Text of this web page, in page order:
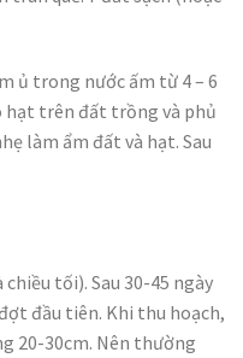
ủ trong nước ấm từ 4 – 6
hạt trên đất trồng và phủ
làm ẩm đất và hạt. Sau
tối). Sau 30-45 ngày
đầu tiên. Khi thu hoạch,
20-30cm. Nên thường